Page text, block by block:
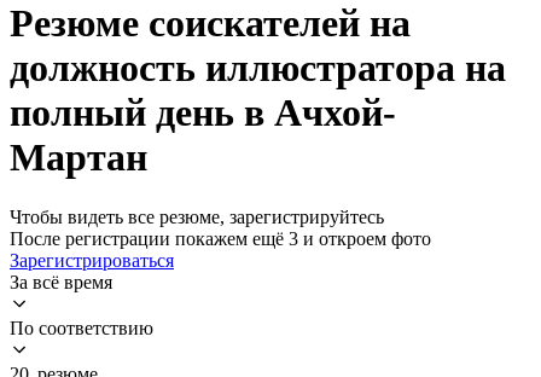
Резюме соискателей на
должность иллюстратора на
полный день в Ачхой-
Мартан
Чтобы видеть все резюме, зарегистрируйтесь
После регистрации покажем ещё 3 и откроем фото
Зарегистрироваться
За всё время
По соответствию